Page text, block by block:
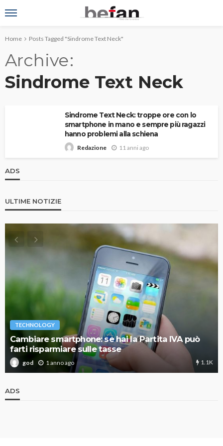
Home Posts Tagged "Sindrome Text Neck"
Archive
Sindrome Text Neck
Sindrome Text Neck: troppe ore con lo
smartphone in mano e sempre più ragazzi
hanno problemi alla schiena
Redazione 11 anni ago
ADS
ULTIME NOTIZIE
TECHNOLOGY
Cambiare smartphone: se hai la Partita IVA può
farti risparmiare sulle tasse
god 1 anno ago 1.1K
ADS